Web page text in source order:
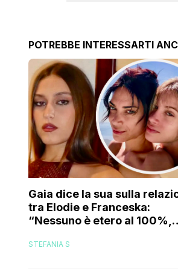
POTREBBE INTERESSARTI
Gaia dice la sua sulla
tra Elodie e Franceska:
“Nessuno è etero al 100%,
STEFANIA S